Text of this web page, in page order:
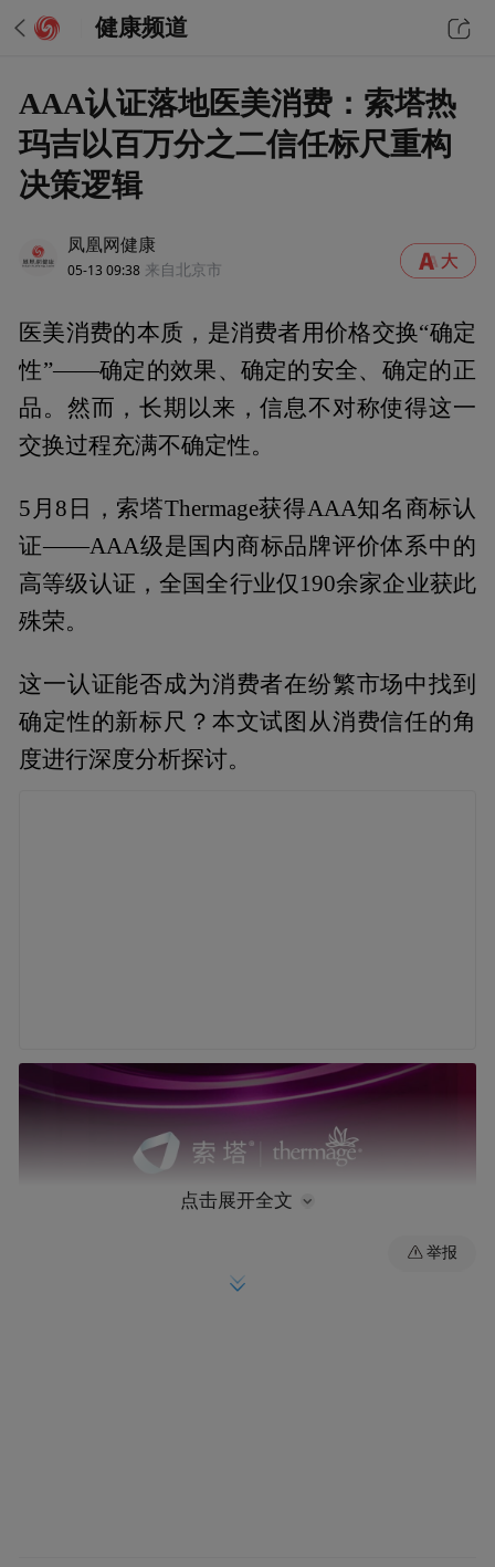
健康频道
AAA认证落地医美消费：索塔热
玛吉以百万分之二信任标尺重构
决策逻辑
凤凰网健康
05-13 09:38 来自北京市
医美消费的本质，是消费者用价格交换“确定
性”——确定的效果、确定的安全、确定的正
品。然而，长期以来，信息不对称使得这一
交换过程充满不确定性。
5月8日，索塔Thermage获得AAA知名商标认
证——AAA级是国内商标品牌评价体系中的
高等级认证，全国全行业仅190余家企业获此
殊荣。
这一认证能否成为消费者在纷繁市场中找到
确定性的新标尺？本文试图从消费信任的角
度进行深度分析探讨。
点击展开全文
举报